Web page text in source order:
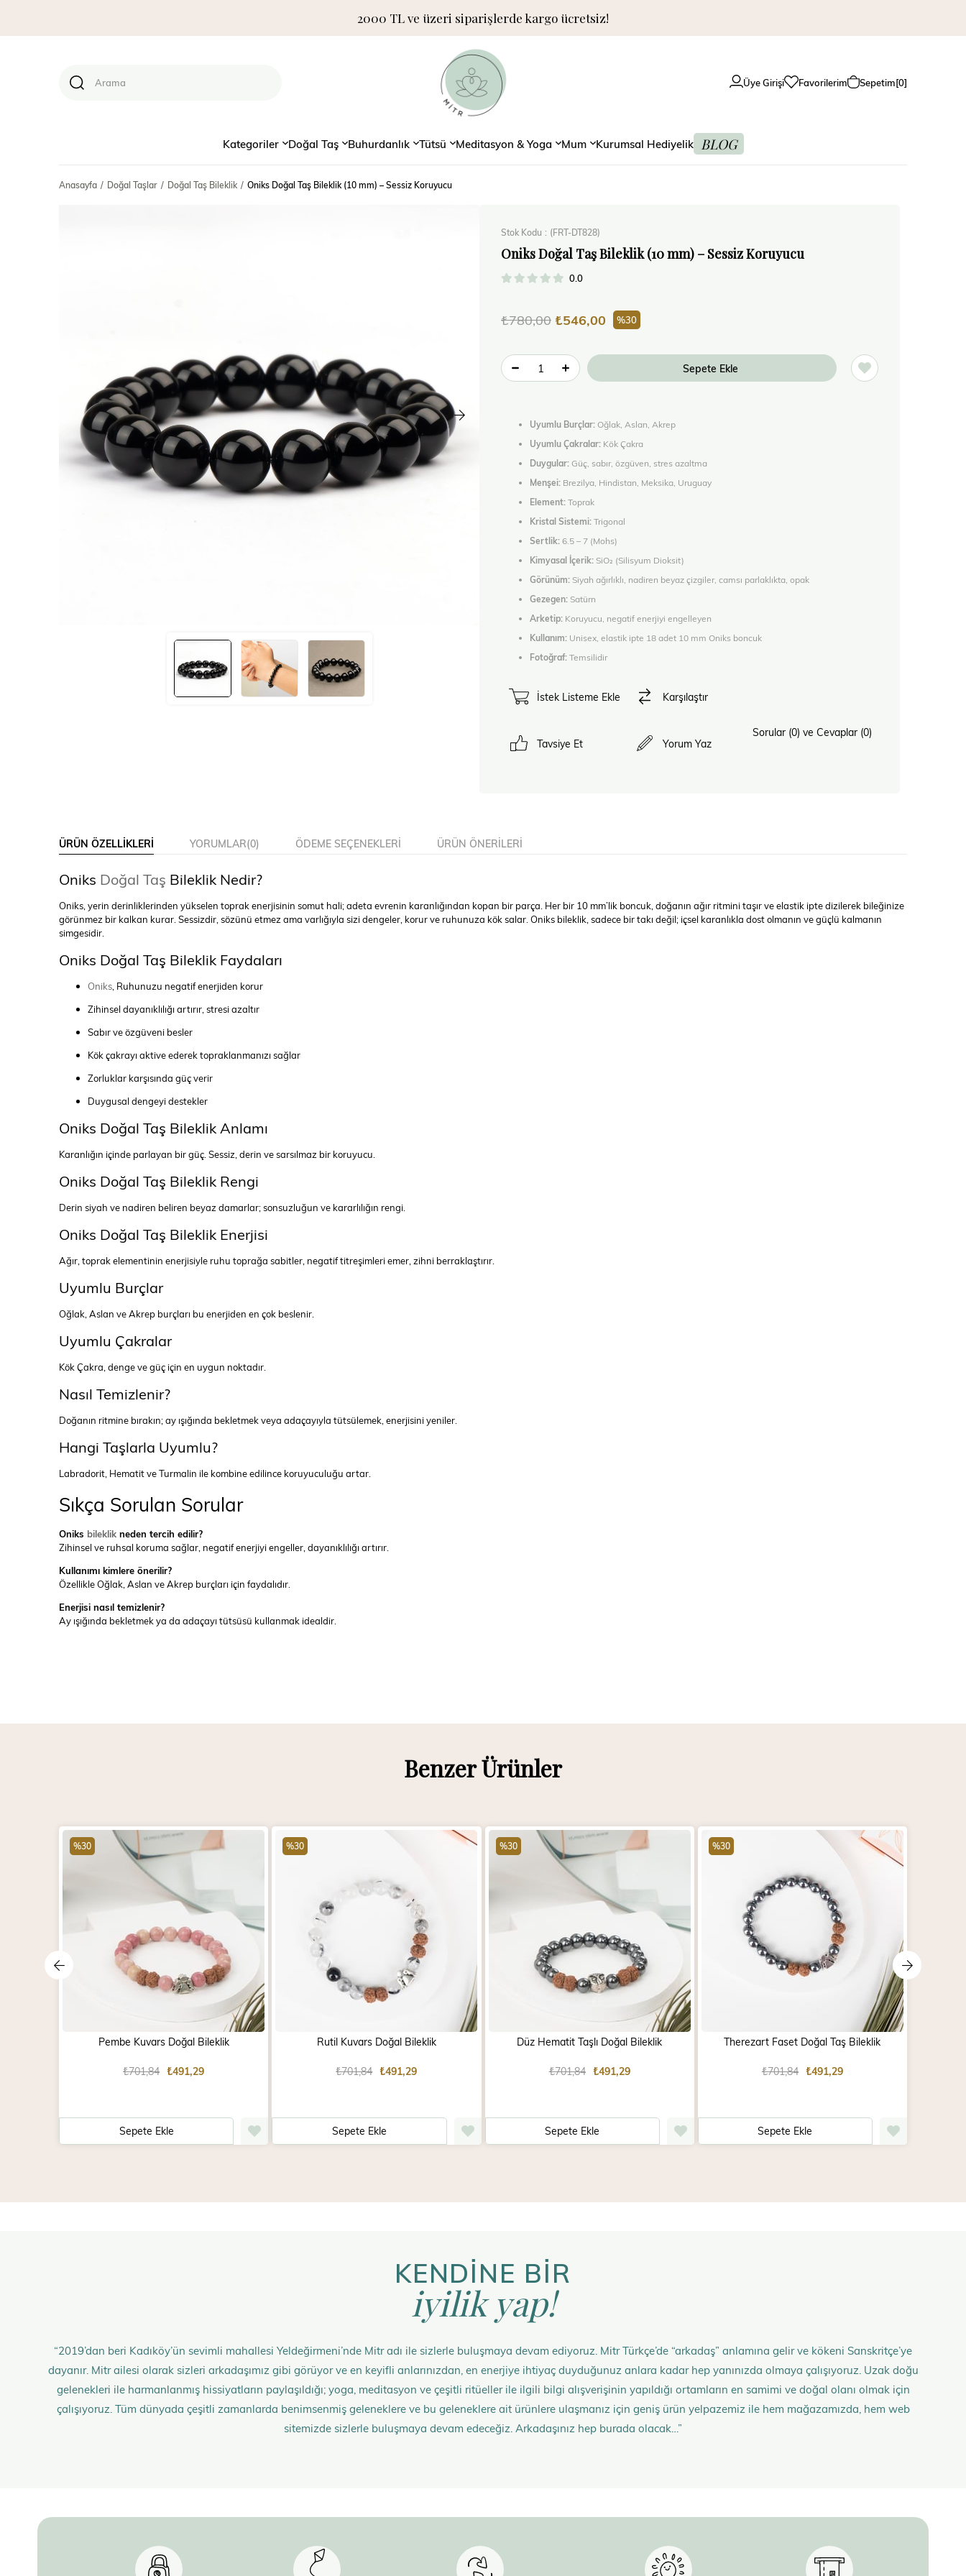
2000 TL ve üzeri siparişlerde kargo ücretsiz!
Üye Girişi Favorilerim Sepetim 0
Kategoriler Doğal Taş Buhurdanlık Tütsü Meditasyon & Yoga Mum Kurumsal Hediyelik BLOG
Anasayfa Doğal Taşlar Doğal Taş Bileklik Oniks Doğal Taş Bileklik (10 mm) – Sessiz Koruyucu
Stok Kodu (FRT-DT828)
Oniks Doğal Taş Bileklik (10 mm) – Sessiz Koruyucu
0.0
₺780,00 ₺546,00 30
Uyumlu Burçlar: Oğlak, Aslan, Akrep
Uyumlu Çakralar: Kök Çakra
Duygular: Güç, sabır, özgüven, stres azaltma
Menşei: Brezilya, Hindistan, Meksika, Uruguay
Element:Toprak
Kristal Sistemi:Trigonal
Sertlik:6.5 – 7 (Mohs)
Kimyasal İçerik: SiO₂ (Silisyum Dioksit)
Görünüm: Siyah ağırlıklı, nadiren beyaz çizgiler, camsı parlaklıkta, opak
Gezegen: Satürn
Arketip: Koruyucu, negatif enerjiyi engelleyen
Kullanım: Unisex, elastik ipte 18 adet 10 mm Oniks boncuk
Fotoğraf:Temsilidir
İstek Listeme Ekle Karşılaştır
Tavsiye Et Yorum Yaz
Sorular (0) ve Cevaplar (0)
ÜRÜN ÖZELLIKLERI YORUMLAR(0) ÖDEME SEÇENEKLERI ÜRÜN ÖNERILERI
Oniks Doğal Taş Bileklik Nedir?
Oniks, yerin derinliklerinden yükselen toprak enerjisinin somut hali; adeta evrenin karanlığından kopan bir parça. Her bir 10 mm’lik boncuk, doğanın ağır ritmini taşır ve elastik ipte dizilerek bileğinize
görünmez bir kalkan kurar. Sessizdir, sözünü etmez ama varlığıyla sizi dengeler, korur ve ruhunuza kök salar. Oniks bileklik, sadece bir takı değil; içsel karanlıkla dost olmanın ve güçlü kalmanın
simgesidir.
Oniks Doğal Taş Bileklik Faydaları
Oniks, Ruhunuzu negatif enerjiden korur
Zihinsel dayanıklılığı artırır, stresi azaltır
Sabır ve özgüveni besler
Kök çakrayı aktive ederek topraklanmanızı sağlar
Zorluklar karşısında güç verir
Duygusal dengeyi destekler
Oniks Doğal Taş Bileklik Anlamı
Karanlığın içinde parlayan bir güç. Sessiz, derin ve sarsılmaz bir koruyucu.
Oniks Doğal Taş Bileklik Rengi
Derin siyah ve nadiren beliren beyaz damarlar; sonsuzluğun ve kararlılığın rengi.
Oniks Doğal Taş Bileklik Enerjisi
Ağır, toprak elementinin enerjisiyle ruhu toprağa sabitler, negatif titreşimleri emer, zihni berraklaştırır.
Uyumlu Burçlar
Oğlak, Aslan ve Akrep burçları bu enerjiden en çok beslenir.
Uyumlu Çakralar
Kök Çakra, denge ve güç için en uygun noktadır.
Nasıl Temizlenir?
Doğanın ritmine bırakın; ay ışığında bekletmek veya adaçayıyla tütsülemek, enerjisini yeniler.
Hangi Taşlarla Uyumlu?
Labradorit, Hematit ve Turmalin ile kombine edilince koruyuculuğu artar.
Sıkça Sorulan Sorular
Oniks bileklik neden tercih edilir?
Zihinsel ve ruhsal koruma sağlar, negatif enerjiyi engeller, dayanıklılığı artırır.
Kullanımı kimlere önerilir?
Özellikle Oğlak, Aslan ve Akrep burçları için faydalıdır.
Enerjisi nasıl temizlenir?
Ay ışığında bekletmek ya da adaçayı tütsüsü kullanmak idealdir.
Benzer Ürünler
Pembe Kuvars Doğal Bileklik
₺491,29
₺701,84
Sepete Ekle
%30
Rutil Kuvars Doğal Bileklik
₺491,29
₺701,84
Sepete Ekle
%30
Düz Hematit Taşlı Doğal Bileklik
₺491,29
₺701,84
Sepete Ekle
%30
Therezart Faset Doğal Taş Bileklik
₺491,29
₺701,84
Sepete Ekle
%30
KENDİNE BİR
iyilik yap!
“2019’dan beri Kadıköy’ün sevimli mahallesi Yeldeğirmeni’nde Mitr adı ile sizlerle buluşmaya devam ediyoruz. Mitr Türkçe’de “arkadaş” anlamına gelir ve kökeni Sanskritçe’ye
dayanır. Mitr ailesi olarak sizleri arkadaşımız gibi görüyor ve en keyifli anlarınızdan, en enerjiye ihtiyaç duyduğunuz anlara kadar hep yanınızda olmaya çalışıyoruz. Uzak doğu
gelenekleri ile harmanlanmış hissiyatların paylaşıldığı; yoga, meditasyon ve çeşitli ritüeller ile ilgili bilgi alışverişinin yapıldığı ortamların en samimi ve doğal olanı olmak için
çalışıyoruz. Tüm dünyada çeşitli zamanlarda benimsenmiş geleneklere ve bu geleneklere ait ürünlere ulaşmanız için geniş ürün yelpazemiz ile hem mağazamızda, hem web
sitemizde sizlerle buluşmaya devam edeceğiz. Arkadaşınız hep burada olacak…”